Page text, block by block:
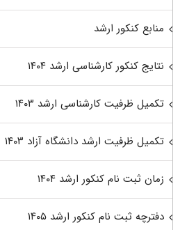
منابع کنکور ارشد
نتایج کنکور کارشناسی ارشد ۱۴۰۴
تکمیل ظرفیت کارشناسی ارشد ۱۴۰۳
تکمیل ظرفیت ارشد دانشگاه آزاد ۱۴۰۳
زمان ثبت نام کنکور ارشد ۱۴۰۴
دفترچه ثبت نام کنکور ارشد ۱۴۰۵